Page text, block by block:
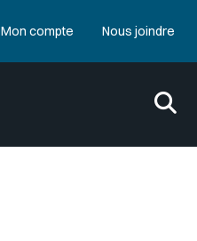
Mon compte Nous joindre